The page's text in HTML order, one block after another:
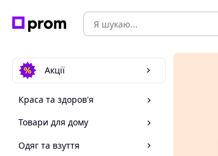
Акції
Краса та здоров'я
Товари для дому
Одяг та взуття